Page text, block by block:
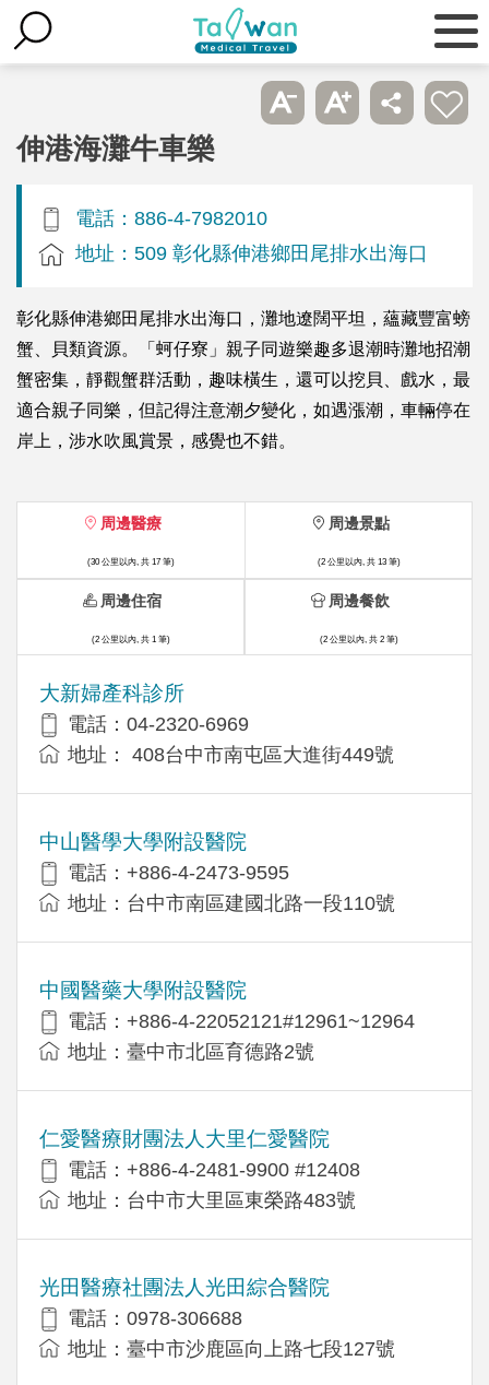
伸港海灘牛車樂
電話：886-4-7982010
地址：509 彰化縣伸港鄉田尾排水出海口
彰化縣伸港鄉田尾排水出海口，灘地遼闊平坦，蘊藏豐富螃
蟹、貝類資源。「蚵仔寮」親子同遊樂趣多退潮時灘地招潮
蟹密集，靜觀蟹群活動，趣味橫生，還可以挖貝、戲水，最
適合親子同樂，但記得注意潮夕變化，如遇漲潮，車輛停在
岸上，涉水吹風賞景，感覺也不錯。
周邊醫療
(30 公里以內, 共 17 筆)
大新婦產科診所
電話：04-2320-6969
地址： 408台中市南屯區大進街449號
中山醫學大學附設醫院
電話：+886-4-2473-9595
地址：台中市南區建國北路一段110號
中國醫藥大學附設醫院
電話：+886-4-22052121#12961~12964
地址：臺中市北區育德路2號
仁愛醫療財團法人大里仁愛醫院
電話：+886-4-2481-9900 #12408
地址：台中市大里區東榮路483號
光田醫療社團法人光田綜合醫院
電話：0978-306688
地址：臺中市沙鹿區向上路七段127號
周邊景點
(2 公里以內, 共 13 筆)
周邊住宿
(2 公里以內, 共 1 筆)
周邊餐飲
(2 公里以內, 共 2 筆)